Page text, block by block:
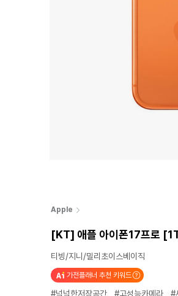
Apple
[KT] 애플 아이폰17프로
티빙/지니/밀리초이스베이직
가전플래너 추천 키워드
#넉넉한저장공간 #고성능카메라 #